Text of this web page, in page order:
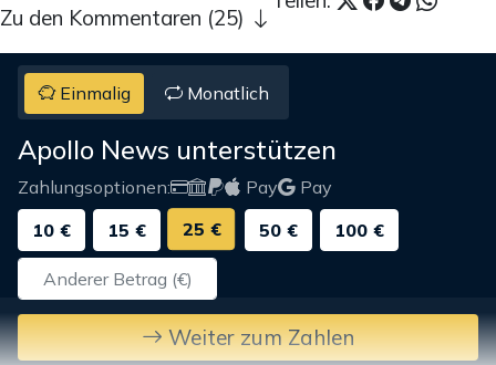
Zu den Kommentaren (25)
Einmalig Monatlich
Apollo News unterstützen
Zahlungsoptionen: Pay
Pay
10 €
15 € 25 € 50 € 100 €
Weiter zum Zahlen